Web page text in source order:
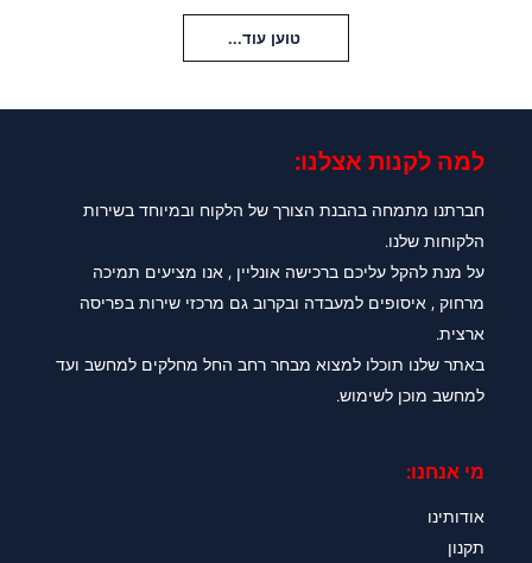
טוען עוד...
למה לקנות אצלנו:​
חברתנו מתמחה בהבנת הצורך של הלקוח ובמיוחד בשירות
הלקוחות שלנו.
על מנת להקל עליכם ברכישה אונליין , אנו מציעים תמיכה
מרחוק , איסופים למעבדה ובקרוב גם מרכזי שירות בפריסה
ארצית.
באתר שלנו תוכלו למצוא מבחר רחב החל מחלקים למחשב ועד
למחשב מוכן לשימוש.
מי אנחנו:
אודותינו
תקנון